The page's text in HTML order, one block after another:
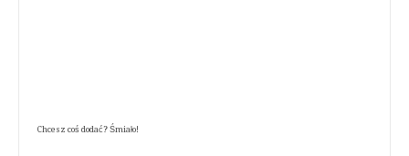
Chcesz coś dodać? Śmiało!